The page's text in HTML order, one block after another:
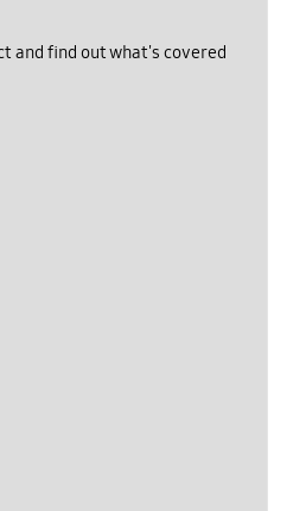
and find out what's covered